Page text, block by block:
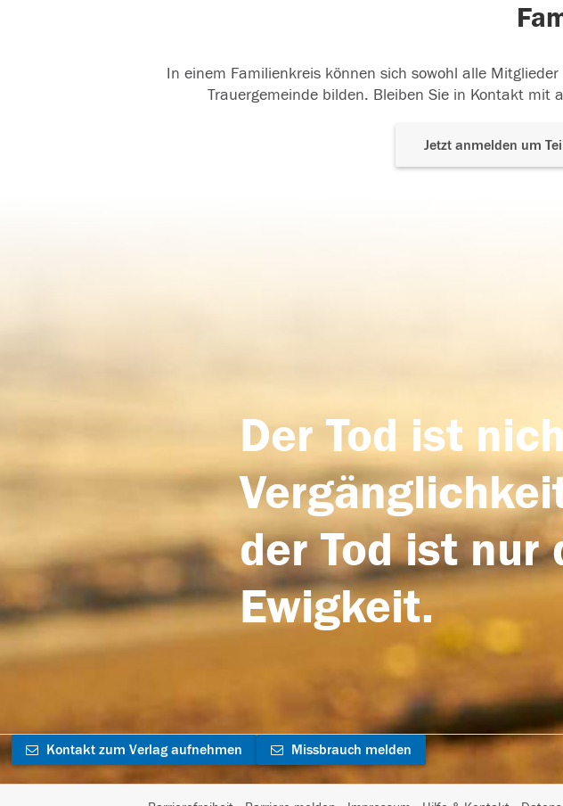
In einem Familienkreis können sich sowohl alle
Trauergemeinde bilden. Bleiben Sie in Kontakt
Jetzt anmelden um
Der Tod ist
der Tod ist nur
Ewigkeit.
Kontakt zum Verlag aufnehmen Missbrauch melden